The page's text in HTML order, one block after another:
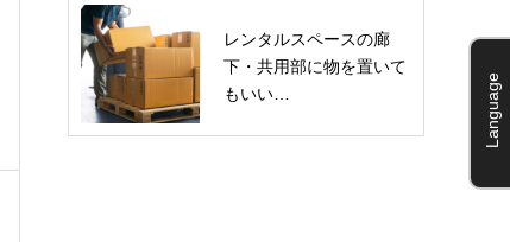
レンタルスペースの廊
下・共用部に物を置いて
もいい…
Language